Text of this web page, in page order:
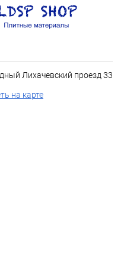
Лихачевский проезд 33
на карте